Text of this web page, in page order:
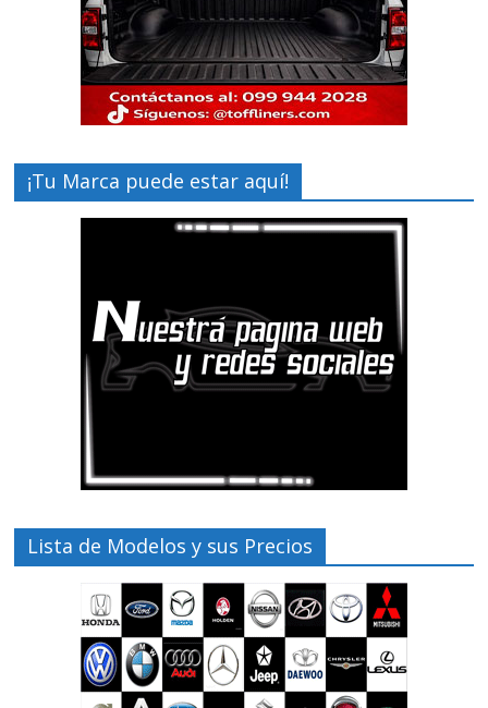
¡Tu Marca puede estar aquí!
Lista de Modelos y sus Precios